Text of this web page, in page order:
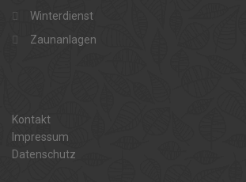
Winterdienst
Zaunanlagen
Kontakt
Impressum
Datenschutz